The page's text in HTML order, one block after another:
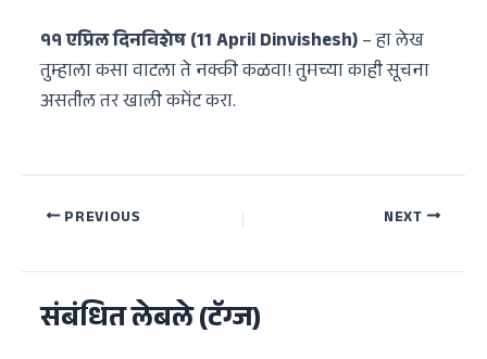
११ एप्रिल दिनविशेष (11 April Dinvishesh)– हा लेख
तुम्हाला कसा वाटला ते नक्की कळवा! तुमच्या काही सूचना
असतील तर खाली कमेंट करा.
PostPREVIOUS NEXT
संबंधित लेबले (टॅग्ज)